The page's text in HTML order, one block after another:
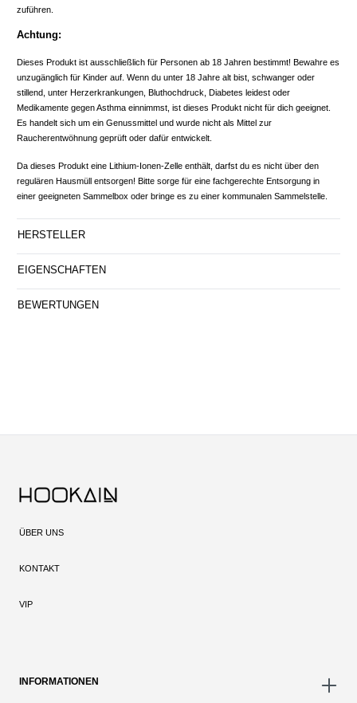
zuführen.
Achtung:
Dieses Produkt ist ausschließlich für Personen ab 18 Jahren bestimmt! Bewahre es
unzugänglich für Kinder auf. Wenn du unter 18 Jahre alt bist, schwanger oder
stillend, unter Herzerkrankungen, Bluthochdruck, Diabetes leidest oder
Medikamente gegen Asthma einnimmst, ist dieses Produkt nicht für dich geeignet.
Es handelt sich um ein Genussmittel und wurde nicht als Mittel zur
Raucherentwöhnung geprüft oder dafür entwickelt.
Da dieses Produkt eine Lithium-Ionen-Zelle enthält, darfst du es nicht über den
regulären Hausmüll entsorgen! Bitte sorge für eine fachgerechte Entsorgung in
einer geeigneten Sammelbox oder bringe es zu einer kommunalen Sammelstelle.
HERSTELLER
EIGENSCHAFTEN
BEWERTUNGEN
ÜBER UNS
KONTAKT
VIP
INFORMATIONEN